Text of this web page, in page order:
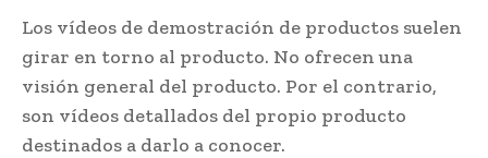
Los vídeos de demostración de productos suelen
girar en torno al producto. No ofrecen una
visión general del producto. Por el contrario,
son vídeos detallados del propio producto
destinados a darlo a conocer.